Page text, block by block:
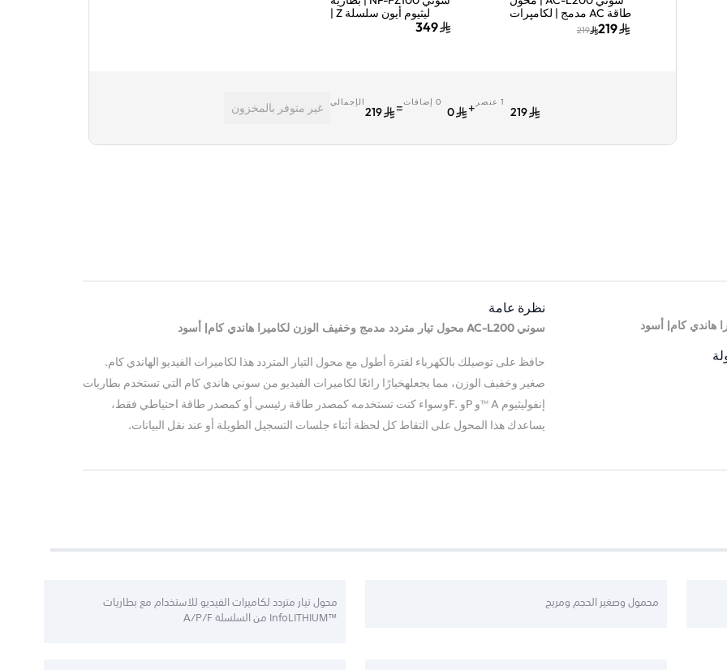
طاقة AC مدمج | لكاميرات
Handycam | أسود219
219
ليثيوم أيون سلسلة Z |
قابلة لإعادة الشحن |349
1 عنصر
219
+ 0 إضافات
0
= الإجمالي
219 غير متوفر بالمخزون
هاندي كام| أسود
نظرة عامة
سوني AC-L200 محول تيار متردد مدمج وخفيف الوزن لكاميرا هاندي كام| أسود
حافظ على توصيلك بالكهرباء لفترة أطول مع محول التيار المتردد هذا لكاميرات الفيديو الهاندي كام.
صغير وخفيف الوزن، مما يجعلهخيارًا رائعًا لكاميرات الفيديو من سوني هاندي كام التي تستخدم بطاريات
إنفوليثيوم ™ Aو Pو F.وسواء كنت تستخدمه كمصدر طاقة رئيسي أو كمصدر طاقة احتياطي فقط،
يساعدك هذا المحول على التقاط كل لحظة أثناء جلسات التسجيل الطويلة أو عند نقل البيانات.
محول تيار متردد لكاميرات الفيديو للاستخدام مع بطاريات
InfoLITHIUM™‎ من السلسلة A/P/F
محمول وصغير الحجم ومريح